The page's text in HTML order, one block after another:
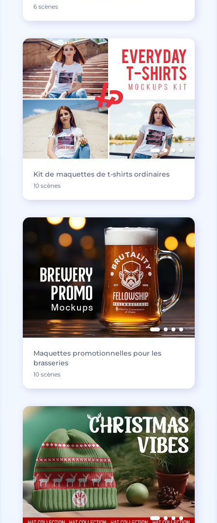
6 scènes
Kit de maquettes de t-shirts ordinaires
10 scènes
Maquettes promotionnelles pour les
brasseries
10 scènes